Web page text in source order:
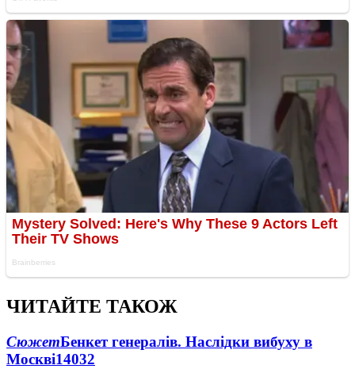
ЧИТАЙТЕ ТАКОЖ
СюжетБенкет генералів. Наслідки вибуху в
Москві14032